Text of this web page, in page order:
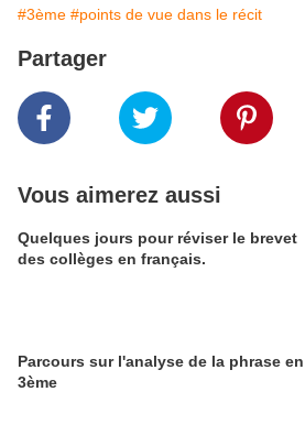
#3ème #points de vue dans le récit
Partager
Vous aimerez aussi
Quelques jours pour réviser le brevet
des collèges en français.
Parcours sur l'analyse de la phrase en
3ème